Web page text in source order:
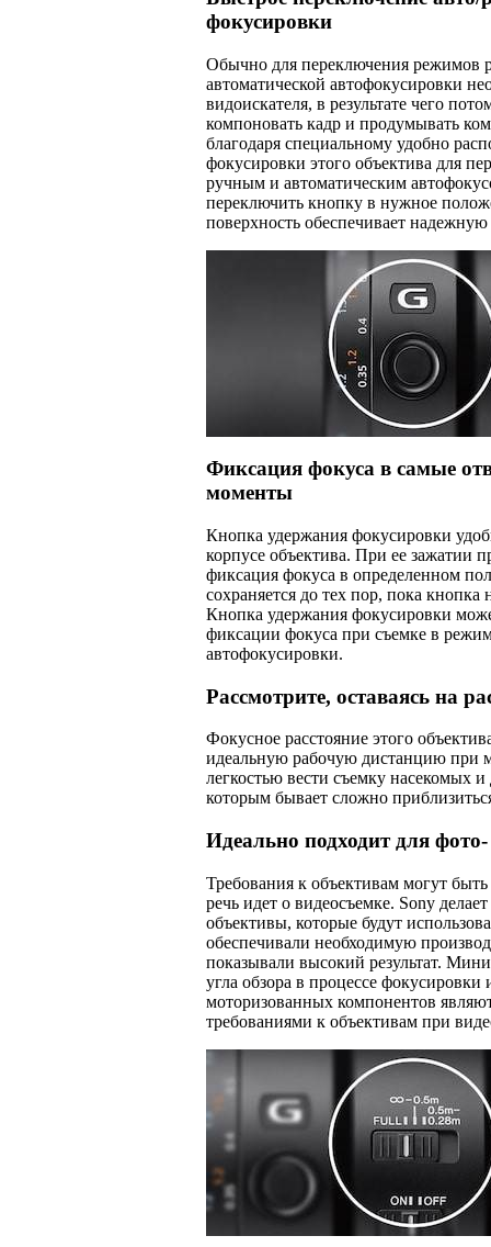
фокусировки
Обычно для переключения режимов
автоматической автофокусировки
видоискателя, в результате чего
компоновать кадр и продумывать
благодаря специальному удобно
фокусировки этого объектива для
ручным и автоматическим
переключить кнопку в нужное
поверхность обеспечивает надежную
Фиксация фокуса в самые
моменты
Кнопка удержания фокусировки
корпусе объектива. При ее зажатии
фиксация фокуса в определенном
сохраняется до тех пор, пока кнопка
Кнопка удержания фокусировки
фиксации фокуса при съемке в
автофокусировки.
Рассмотрите, оставаясь на
Фокусное расстояние этого
идеальную рабочую дистанцию при
легкостью вести съемку насекомых и
которым бывает сложно
Идеально подходит для
Требования к объективам могут
речь идет о видеосъемке. Sony
объективы, которые будут
обеспечивали необходимую
показывали высокий результат.
угла обзора в процессе фокусировки
моторизованных компонентов
требованиями к объективам при